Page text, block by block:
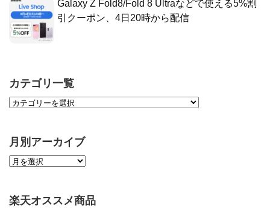
Galaxy Z Fold8/Fold 8 Ultraなどで使える5%割
引クーポン、4日20時から配信
カテゴリ一覧
月別アーカイブ
楽天オススメ商品